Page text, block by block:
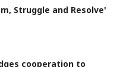
Struggle and Resolve'
cooperation to